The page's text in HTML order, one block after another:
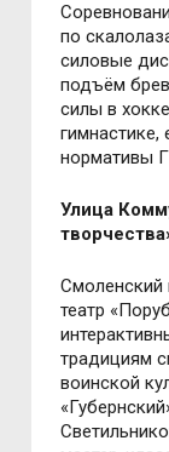
по
силовые
подъём
силы в
гимнастике,
нормативы
Улица
Смоленский
театр
традициям
воинской